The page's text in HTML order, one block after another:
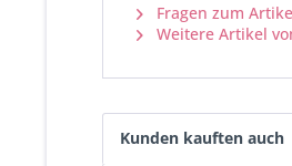
Fragen zum
Weitere Artikel
Kunden kauften auch